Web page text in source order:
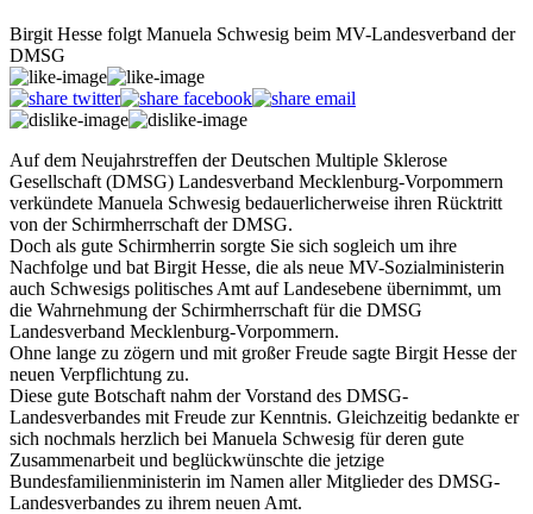
Birgit Hesse folgt Manuela Schwesig beim MV-Landesverband der
DMSG
Auf dem Neujahrstreffen der Deutschen Multiple Sklerose
Gesellschaft (DMSG) Landesverband Mecklenburg-Vorpommern
verkündete Manuela Schwesig bedauerlicherweise ihren Rücktritt
von der Schirmherrschaft der DMSG.
Doch als gute Schirmherrin sorgte Sie sich sogleich um ihre
Nachfolge und bat Birgit Hesse, die als neue MV-Sozialministerin
auch Schwesigs politisches Amt auf Landesebene übernimmt, um
die Wahrnehmung der Schirmherrschaft für die DMSG
Landesverband Mecklenburg-Vorpommern.
Ohne lange zu zögern und mit großer Freude sagte Birgit Hesse der
neuen Verpflichtung zu.
Diese gute Botschaft nahm der Vorstand des DMSG-
Landesverbandes mit Freude zur Kenntnis. Gleichzeitig bedankte er
sich nochmals herzlich bei Manuela Schwesig für deren gute
Zusammenarbeit und beglückwünschte die jetzige
Bundesfamilienministerin im Namen aller Mitglieder des DMSG-
Landesverbandes zu ihrem neuen Amt.